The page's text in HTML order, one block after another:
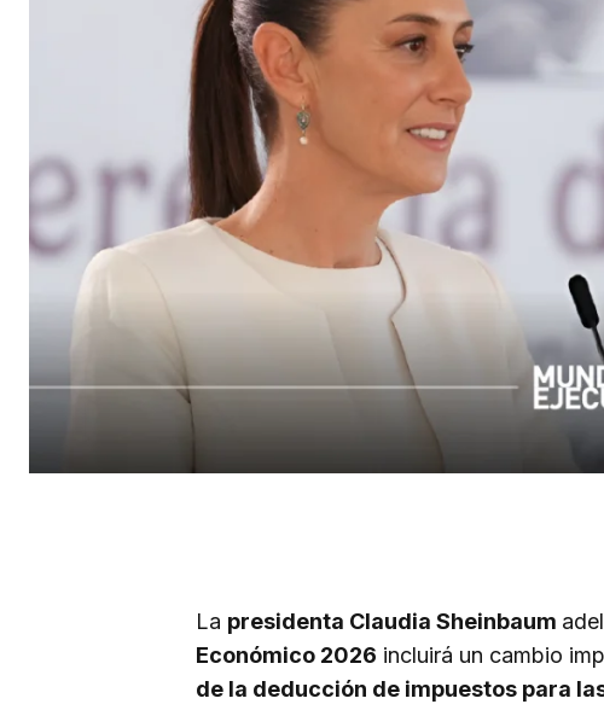
La presidenta Claudia Sheinbaum
Económico 2026 incluirá un cambio
de la deducción de impuestos para